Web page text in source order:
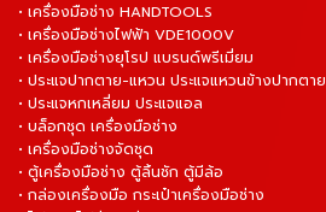
• เครื่องมือช่าง HANDTOOLS
• เครื่องมือช่างไฟฟ้า VDE1000V
• เครื่องมือช่างยุโรป แบรนด์พรีเมี่ยม
• ประแจปากตาย-แหวน ประแจแหวนข้างปากตาย
• ประแจหกเหลี่ยม ประแจแอล
• บล็อกชุด เครื่องมือช่าง
• เครื่องมือช่างจัดชุด
• ตู้เครื่องมือช่าง ตู้ลิ้นชัก ตู้มีล้อ
• กล่องเครื่องมือ กระเป๋าเครื่องมือช่าง